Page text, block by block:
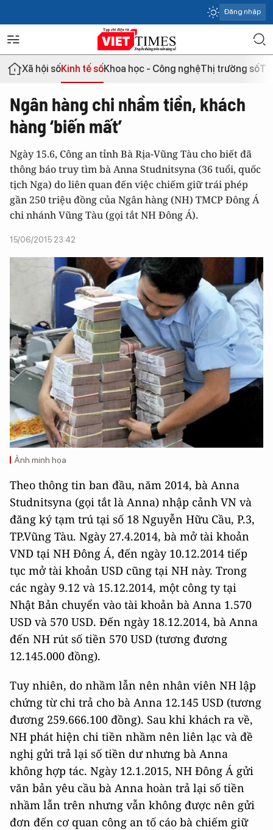
Đăng nhập
Xã hội sốKinh tế sốKhoa học - Công nghệThị trường số
Ngân hàng chi nhầm tiền, khách
hàng ‘biến mất’
Ngày 15.6, Công an tỉnh Bà Rịa-Vũng Tàu cho biết đã
thông báo truy tìm bà Anna Studnitsyna (36 tuổi, quốc
tịch Nga) do liên quan đến việc chiếm giữ trái phép
gần 250 triệu đồng của Ngân hàng (NH) TMCP Đông Á
chi nhánh Vũng Tàu (gọi tắt NH Đông Á).
15/06/2015 23:42
Ảnh minh họa
Theo thông tin ban đầu, năm 2014, bà Anna
Studnitsyna (gọi tắt là Anna) nhập cảnh VN và
đăng ký tạm trú tại số 18 Nguyễn Hữu Cầu, P.3,
TP.Vũng Tàu. Ngày 27.4.2014, bà mở tài khoản
VND tại NH Đông Á, đến ngày 10.12.2014 tiếp
tục mở tài khoản USD cũng tại NH này. Trong
các ngày 9.12 và 15.12.2014, một công ty tại
Nhật Bản chuyển vào tài khoản bà Anna 1.570
USD và 570 USD. Đến ngày 18.12.2014, bà Anna
đến NH rút số tiền 570 USD (tương đương
12.145.000 đồng).
Tuy nhiên, do nhầm lẫn nên nhân viên NH lập
chứng từ chi trả cho bà Anna 12.145 USD (tương
đương 259.666.100 đồng). Sau khi khách ra về,
NH phát hiện chi tiền nhầm nên liên lạc và đề
nghị gửi trả lại số tiền dư nhưng bà Anna
không hợp tác. Ngày 12.1.2015, NH Đông Á gửi
văn bản yêu cầu bà Anna hoàn trả lại số tiền
nhầm lẫn trên nhưng vẫn không được nên gửi
đơn đến cơ quan công an tố cáo bà chiếm giữ